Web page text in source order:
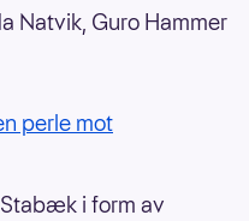
Natvik, Guro Hammer
perle mot
i form av